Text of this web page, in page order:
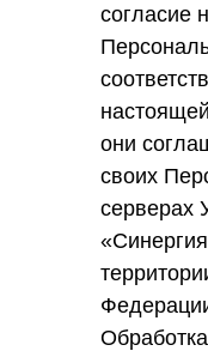
согласие
они
своих
серверах